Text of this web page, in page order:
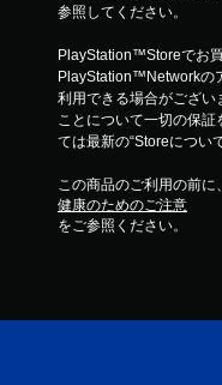
参照してください。
PlayStation™Storeでお
PlayStation™Networkの
利用できる場合がござい
ことについて一切の保
ては最新の“Storeについ
この商品のご利用の前
健康のためのご注意
をご参照ください。